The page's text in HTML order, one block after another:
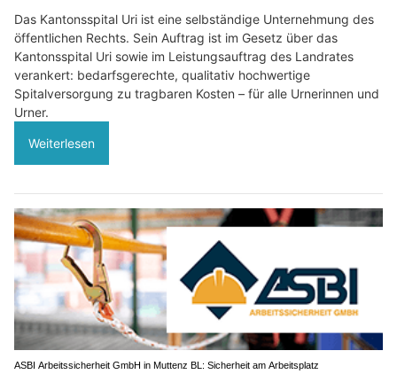
Das Kantonsspital Uri ist eine selbständige Unternehmung des
öffentlichen Rechts. Sein Auftrag ist im Gesetz über das
Kantonsspital Uri sowie im Leistungsauftrag des Landrates
verankert: bedarfsgerechte, qualitativ hochwertige
Spitalversorgung zu tragbaren Kosten – für alle Urnerinnen und
Urner.
Weiterlesen
ASBI Arbeitssicherheit GmbH in Muttenz BL: Sicherheit am Arbeitsplatz